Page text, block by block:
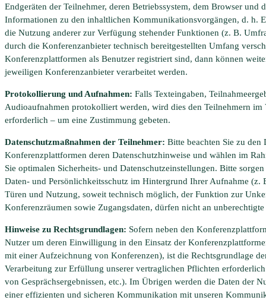
Endgeräten der Teilnehmer, deren Betriebssystem, dem Browser und
Informationen zu den inhaltlichen Kommunikationsvorgängen, d. h.
die Nutzung anderer zur Verfügung stehender Funktionen (z. B.
durch die Konferenzanbieter technisch bereitgestellten Umfang
Konferenzplattformen als Benutzer registriert sind, dann können
jeweiligen Konferenzanbieter verarbeitet werden.
Protokollierung und Aufnahmen: Falls Texteingaben,
Audioaufnahmen protokolliert werden, wird dies den Teilnehmern
erforderlich – um eine Zustimmung gebeten.
Datenschutzmaßnahmen der Teilnehmer: Bitte beachten Sie zu
Konferenzplattformen deren Datenschutzhinweise und wählen im
Sie optimalen Sicherheits- und Datenschutzeinstellungen. Bitte
Daten- und Persönlichkeitsschutz im Hintergrund Ihrer Aufnahme
Türen und Nutzung, soweit technisch möglich, der Funktion zur
Konferenzräumen sowie Zugangsdaten, dürfen nicht an
Hinweise zu Rechtsgrundlagen: Sofern neben den
Nutzer um deren Einwilligung in den Einsatz der
mit einer Aufzeichnung von Konferenzen), ist die Rechtsgrundlage
Verarbeitung zur Erfüllung unserer vertraglichen Pflichten
von Gesprächsergebnissen, etc.). Im Übrigen werden die Daten der
einer effizienten und sicheren Kommunikation mit unseren